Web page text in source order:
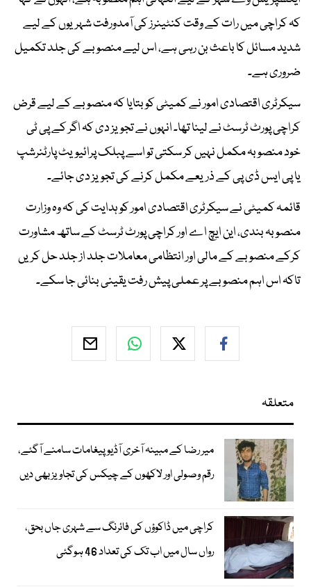
کہ کراچی میں رات کے وقت کنٹینرز کی آمدورفت شہریوں کے لیے
شدید مسائل کا باعث بن رہی ہے، اس لیے منصوبے کی جلد تکمیل
ضروری ہے۔
سیکرٹری اقتصادی امور نے کمیٹی کو بتایا کہ منصوبے کے لیے قرض
کراچی پورٹ ٹرسٹ نے لینا تھا۔ انہوں نے تجویز دی کہ اگر کے پی ٹی
خود منصوبہ مکمل نہیں کر سکتی تو اسے پبلک پرائیویٹ پارٹنرشپ
یا پی ایس ڈی پی کے ذریعے مکمل کرنے کی تجویز دی جائے۔
قائمہ کمیٹی نے سیکرٹری اقتصادی امور کو ہدایت کی کہ وہ وزارت
منصوبہ بندی، این ایچ اے اور کراچی پورٹ ٹرسٹ کے ساتھ مشاورت
کرکے منصوبے کے مالی اور انتظامی معاملات جلد از جلد حل کریں
تاکہ اس اہم منصوبے پر عملی پیش رفت یقینی بنائی جا سکے۔
متعلقہ
میر رضا کے مبینہ آخری آڈیو پیغامات سامنے آگئے،
رقم وصولی اور لاکھوں کے چیکس کی تجاویز بھی دیں
کراچی میں ڈاکوؤں کی فائرنگ سے شہری جاں بحق،
رواں سال میں اب تک کی تعداد 46 ہوگئی